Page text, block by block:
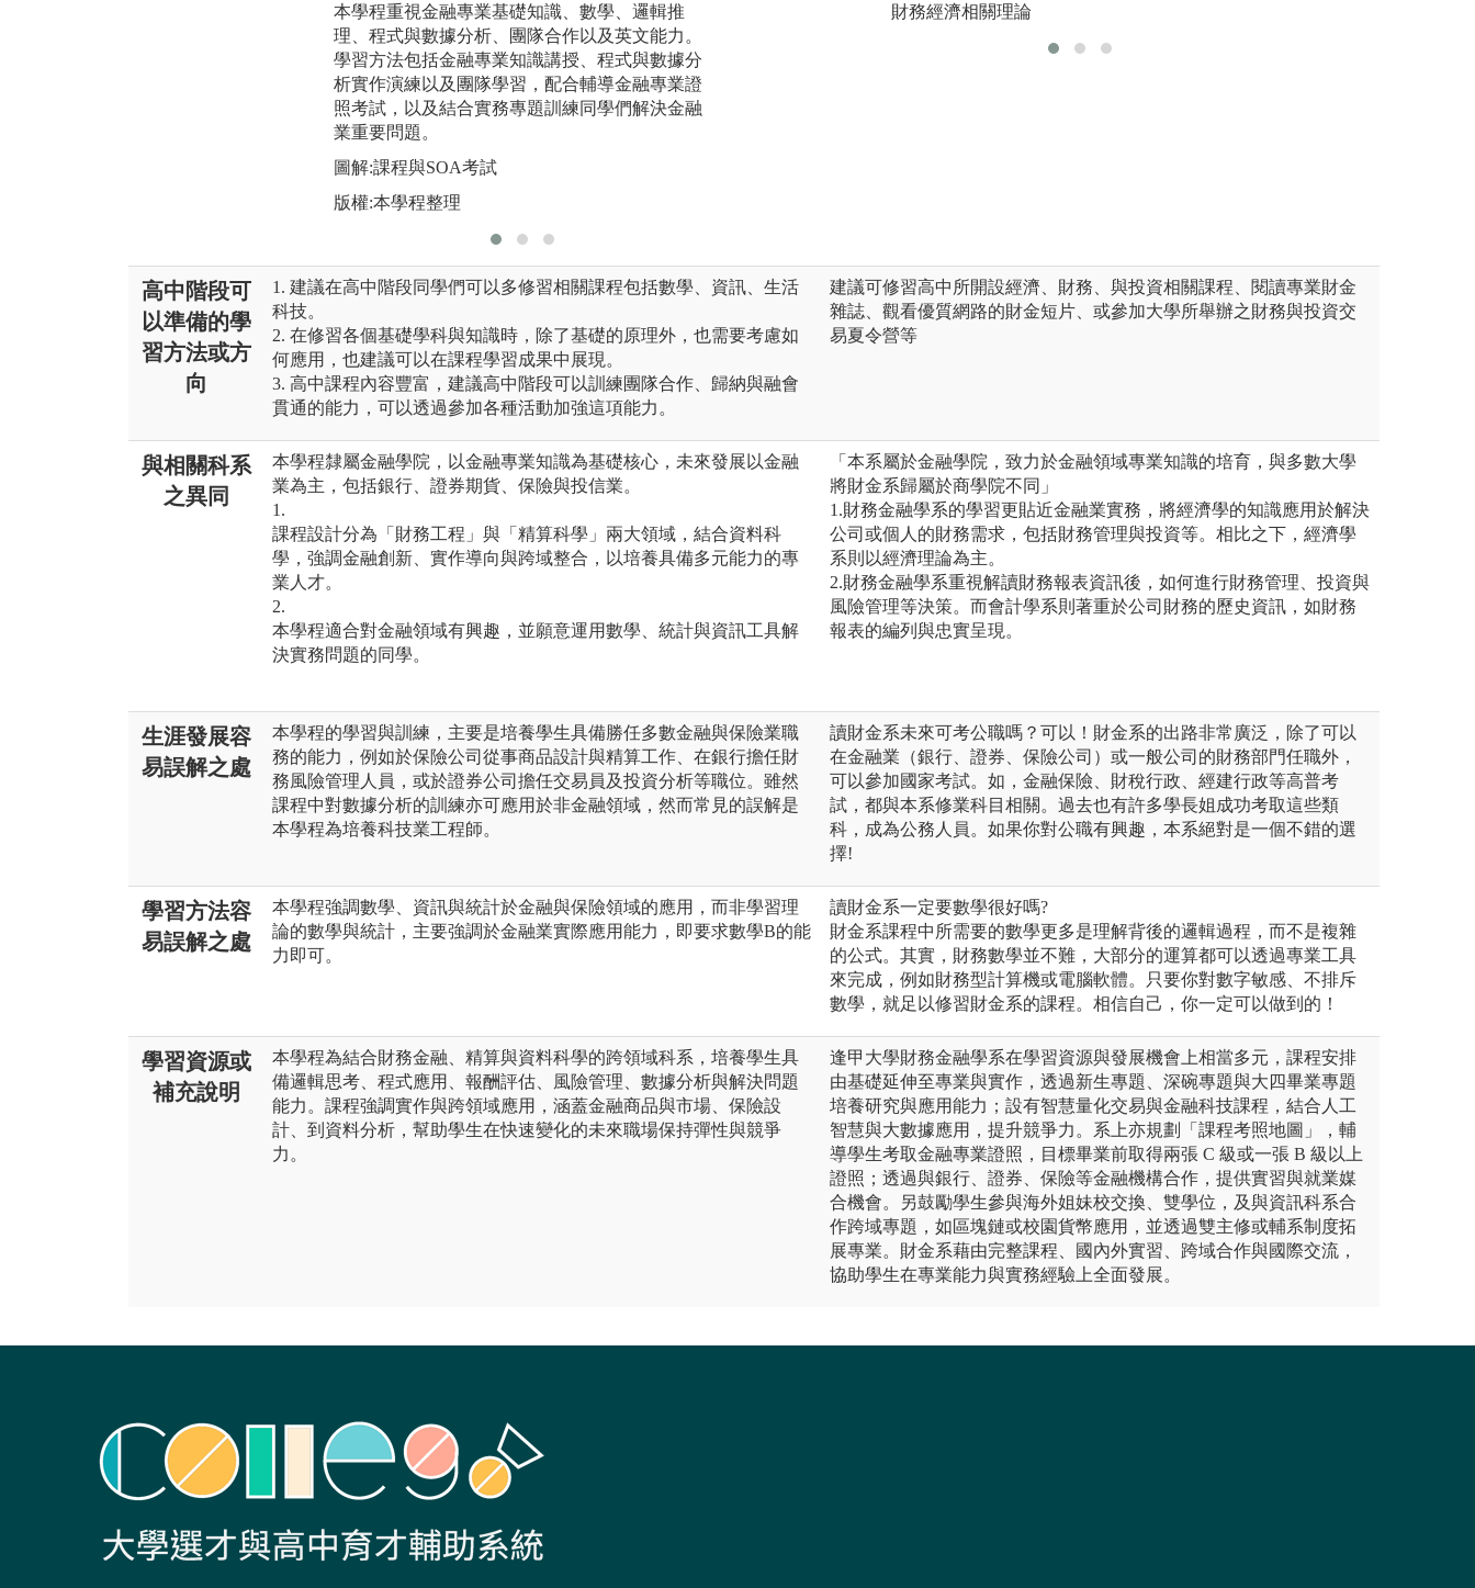
本學程重視金融專業基礎知識、數學、邏輯推
理、程式與數據分析、團隊合作以及英文能力。
學習方法包括金融專業知識講授、程式與數據分
析實作演練以及團隊學習，配合輔導金融專業證
照考試，以及結合實務專題訓練同學們解決金融
業重要問題。
圖解:課程與SOA考試
版權:本學程整理
課程設計與規劃導入CDIO教學模式，鍛鍊學生
課程設計著重建構金融專業知識，且強調資訊科
財務經濟相關理論
高中階段可
以準備的學
習方法或方
向
1. 建議在高中階段同學們可以多修習相關課程包括數學、資訊、生活
科技。
2. 在修習各個基礎學科與知識時，除了基礎的原理外，也需要考慮如
何應用，也建議可以在課程學習成果中展現。
3. 高中課程內容豐富，建議高中階段可以訓練團隊合作、歸納與融會
貫通的能力，可以透過參加各種活動加強這項能力。
建議可修習高中所開設經濟、財務、與投資相關課程、閱讀專業財金
雜誌、觀看優質網路的財金短片、或參加大學所舉辦之財務與投資交
易夏令營等
與相關科系
之異同
本學程隸屬金融學院，以金融專業知識為基礎核心，未來發展以金融
業為主，包括銀行、證券期貨、保險與投信業。
1.
課程設計分為「財務工程」與「精算科學」兩大領域，結合資料科
學，強調金融創新、實作導向與跨域整合，以培養具備多元能力的專
業人才。
2.
本學程適合對金融領域有興趣，並願意運用數學、統計與資訊工具解
決實務問題的同學。
「本系屬於金融學院，致力於金融領域專業知識的培育，與多數大學
將財金系歸屬於商學院不同」
1.財務金融學系的學習更貼近金融業實務，將經濟學的知識應用於解決
公司或個人的財務需求，包括財務管理與投資等。相比之下，經濟學
系則以經濟理論為主。
2.財務金融學系重視解讀財務報表資訊後，如何進行財務管理、投資與
風險管理等決策。而會計學系則著重於公司財務的歷史資訊，如財務
報表的編列與忠實呈現。
生涯發展容
易誤解之處
本學程的學習與訓練，主要是培養學生具備勝任多數金融與保險業職
務的能力，例如於保險公司從事商品設計與精算工作、在銀行擔任財
務風險管理人員，或於證券公司擔任交易員及投資分析等職位。雖然
課程中對數據分析的訓練亦可應用於非金融領域，然而常見的誤解是
本學程為培養科技業工程師。
讀財金系未來可考公職嗎？可以！財金系的出路非常廣泛，除了可以
在金融業（銀行、證券、保險公司）或一般公司的財務部門任職外，
可以參加國家考試。如，金融保險、財稅行政、經建行政等高普考
試，都與本系修業科目相關。過去也有許多學長姐成功考取這些類
科，成為公務人員。如果你對公職有興趣，本系絕對是一個不錯的選
擇!
學習方法容
易誤解之處
本學程強調數學、資訊與統計於金融與保險領域的應用，而非學習理
論的數學與統計，主要強調於金融業實際應用能力，即要求數學B的能
力即可。
讀財金系一定要數學很好嗎?
財金系課程中所需要的數學更多是理解背後的邏輯過程，而不是複雜
的公式。其實，財務數學並不難，大部分的運算都可以透過專業工具
來完成，例如財務型計算機或電腦軟體。只要你對數字敏感、不排斥
數學，就足以修習財金系的課程。相信自己，你一定可以做到的！
學習資源或
補充說明
本學程為結合財務金融、精算與資料科學的跨領域科系，培養學生具
備邏輯思考、程式應用、報酬評估、風險管理、數據分析與解決問題
能力。課程強調實作與跨領域應用，涵蓋金融商品與市場、保險設
計、到資料分析，幫助學生在快速變化的未來職場保持彈性與競爭
力。
逢甲大學財務金融學系在學習資源與發展機會上相當多元，課程安排
由基礎延伸至專業與實作，透過新生專題、深碗專題與大四畢業專題
培養研究與應用能力；設有智慧量化交易與金融科技課程，結合人工
智慧與大數據應用，提升競爭力。系上亦規劃「課程考照地圖」，輔
導學生考取金融專業證照，目標畢業前取得兩張 C 級或一張 B 級以上
證照；透過與銀行、證券、保險等金融機構合作，提供實習與就業媒
合機會。另鼓勵學生參與海外姐妹校交換、雙學位，及與資訊科系合
作跨域專題，如區塊鏈或校園貨幣應用，並透過雙主修或輔系制度拓
展專業。財金系藉由完整課程、國內外實習、跨域合作與國際交流，
協助學生在專業能力與實務經驗上全面發展。